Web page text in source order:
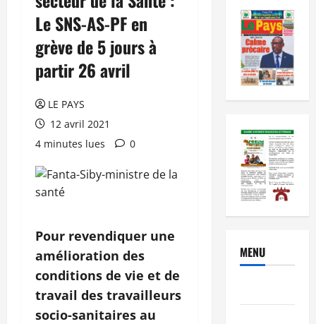
Le SNS-AS-PF en
grève de 5 jours à
partir 26 avril
LE PAYS
12 avril 2021
4 minutes lues
0
Pour revendiquer une
amélioration des
conditions de vie et de
travail des travailleurs
socio-sanitaires au
MENU